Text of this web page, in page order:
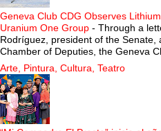
Geneva Club CDG Observes
Uranium One Group - Through a
Rodríguez, president of the
Chamber of Deputies, the Geneva
Arte, Pintura, Cultura, Teatro